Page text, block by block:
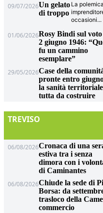
09/07/2026Un gelato
di troppo
La
occasioni...
01/06/2026Rosy Bindi sul
2 giugno 1946:
fu un cammino
esemplare”
29/05/2026Case della
pronte entro
la sanità
tutta da costruire
TREVISO
06/08/2026Cronaca di una
estiva tra i senza
dimora con i
di Caminantes
06/08/2026Chiude la sede di
Borsa: da
trasloco della
commercio